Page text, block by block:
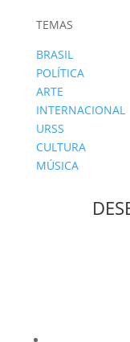
TEMAS
BRASIL
POLÍTICA
ARTE
INTERNACIONAL
URSS
CULTURA
MÚSICA